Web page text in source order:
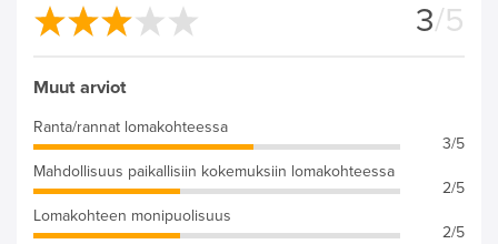
3/5
Muut arviot
Ranta/rannat lomakohteessa
3/5
Mahdollisuus paikallisiin kokemuksiin lomakohteessa
2/5
Lomakohteen monipuolisuus
2/5